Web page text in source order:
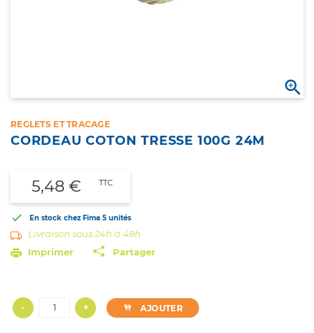

REGLETS ET TRACAGE
CORDEAU COTON TRESSE 100G 24M
5,48 € TTC
 En stock chez Fima 5 unités
Livraison sous 24h à 48h
Imprimer
Partager
- + AJOUTER